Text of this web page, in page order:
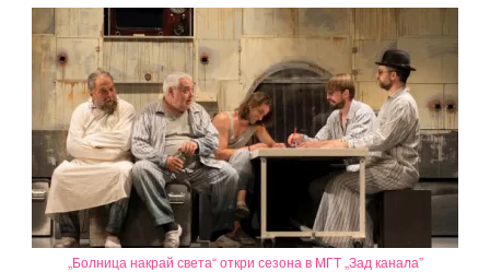
„Болница накрай света“ откри сезона в МГТ „Зад канала”